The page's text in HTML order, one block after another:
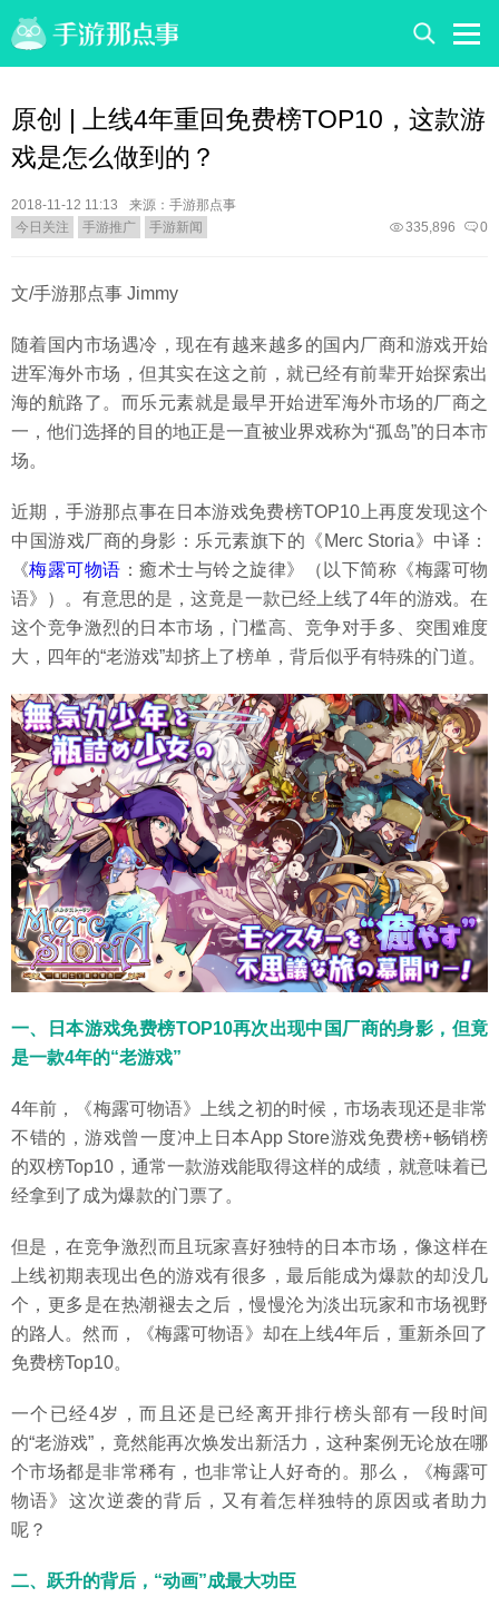
原创 | 上线4年重回免费榜TOP10，这款游
戏是怎么做到的？
2018-11-12 11:13
来源：手游那点事
今日关注
手游推广 手游新闻 0
335,896
文/手游那点事 Jimmy
随着国内市场遇冷，现在有越来越多的国内厂商和游戏开始
进军海外市场，但其实在这之前，就已经有前辈开始探索出
海的航路了。而乐元素就是最早开始进军海外市场的厂商之
一，他们选择的目的地正是一直被业界戏称为“孤岛”的日本市
场。
近期，手游那点事在日本游戏免费榜TOP10上再度发现这个
中国游戏厂商的身影：乐元素旗下的《Merc Storia》中译：
《梅露可物语 ：癒术士与铃之旋律》（以下简称《梅露可物
语》）。有意思的是，这竟是一款已经上线了4年的游戏。在
这个竞争激烈的日本市场，门槛高、竞争对手多、突围难度
大，四年的“老游戏”却挤上了榜单，背后似乎有特殊的门道。
一、日本游戏免费榜TOP10再次出现中国厂商的身影，但竟
是一款4年的“老游戏”
4年前，《梅露可物语》上线之初的时候，市场表现还是非常
不错的，游戏曾一度冲上日本App Store游戏免费榜+畅销榜
的双榜Top10，通常一款游戏能取得这样的成绩，就意味着已
经拿到了成为爆款的门票了。
但是，在竞争激烈而且玩家喜好独特的日本市场，像这样在
上线初期表现出色的游戏有很多，最后能成为爆款的却没几
个，更多是在热潮褪去之后，慢慢沦为淡出玩家和市场视野
的路人。然而，《梅露可物语》却在上线4年后，重新杀回了
免费榜Top10。
一个已经4岁，而且还是已经离开排行榜头部有一段时间
的“老游戏”，竟然能再次焕发出新活力，这种案例无论放在哪
个市场都是非常稀有，也非常让人好奇的。那么，《梅露可
物语》这次逆袭的背后，又有着怎样独特的原因或者助力
呢？
二、跃升的背后，“动画”成最大功臣